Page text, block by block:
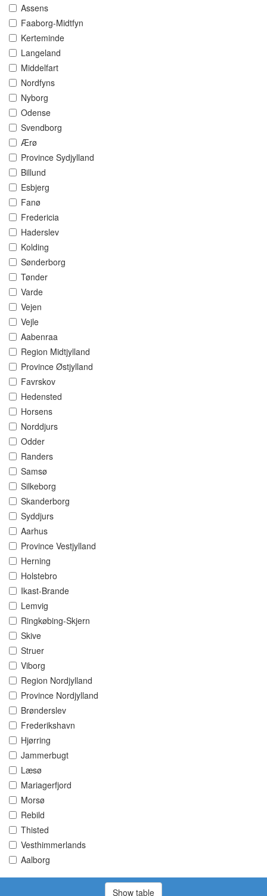
Assens
Faaborg-Midtfyn
Kerteminde
Langeland
Middelfart
Nordfyns
Nyborg
Odense
Svendborg
Ærø
Province Sydjylland
Billund
Esbjerg
Fanø
Fredericia
Haderslev
Kolding
Sønderborg
Tønder
Varde
Vejen
Vejle
Aabenraa
Region Midtjylland
Province Østjylland
Favrskov
Hedensted
Horsens
Norddjurs
Odder
Randers
Samsø
Silkeborg
Skanderborg
Syddjurs
Aarhus
Province Vestjylland
Herning
Holstebro
Ikast-Brande
Lemvig
Ringkøbing-Skjern
Skive
Struer
Viborg
Region Nordjylland
Province Nordjylland
Brønderslev
Frederikshavn
Hjørring
Jammerbugt
Læsø
Mariagerfjord
Morsø
Rebild
Thisted
Vesthimmerlands
Aalborg
Show table